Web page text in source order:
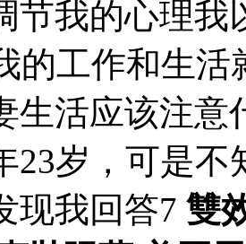
节我的心理我
的工作和生
生活应该注意
23岁，可是
现我回答7 雙